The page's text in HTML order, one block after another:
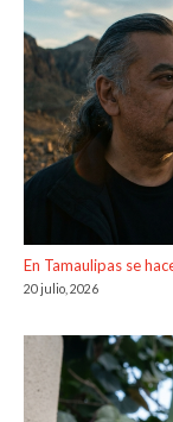
En Tamaulipas se
20 julio, 2026